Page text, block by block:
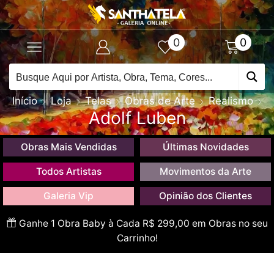
0 0
Início Loja Telas Obras de Arte Realismo
Adolf Luben
Obras Mais Vendidas Últimas Novidades
Todos Artistas Movimentos da Arte
Galeria Vip Opinião dos Clientes
Ganhe 1 Obra Baby à Cada R$ 299,00 em Obras no seu
Carrinho!